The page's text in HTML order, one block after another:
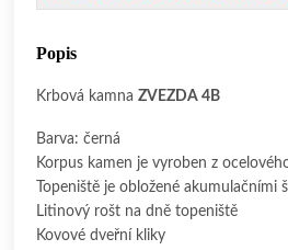
Popis
Krbová kamnaZVEZDA 4B
Barva: černá
Korpus kamen je vyroben z
Topeniště je obložené akumulačními
Litinový rošt na dně topeniště
Kovové dveřní kliky